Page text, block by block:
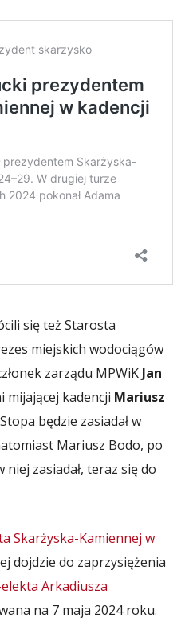
się też Starosta
miejskich wodociągów
zarządu MPWiK Jan
mijającej kadencji Mariusz
będzie zasiadał w
Mariusz Bodo, po
zasiadał, teraz się do
Skarżyska-Kamiennej w
dojdzie do zaprzysiężenia
Arkadiusza
na 7 maja 2024 roku.